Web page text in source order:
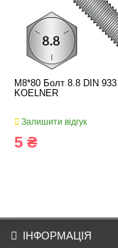
M8*80 Болт 8.8 DIN 933
KOELNER
Залишити відгук
5 ₴
ІНФОРМАЦІЯ